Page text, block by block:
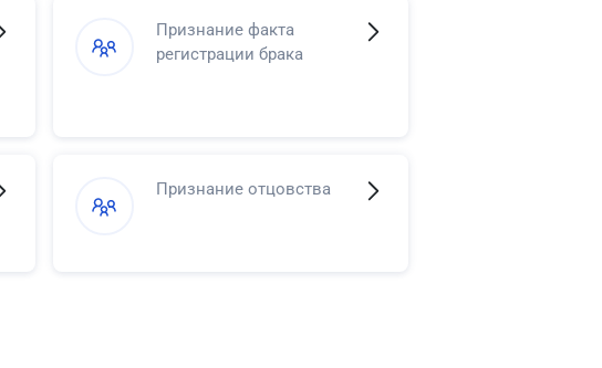
Признание факта
регистрации брака
Признание отцовства